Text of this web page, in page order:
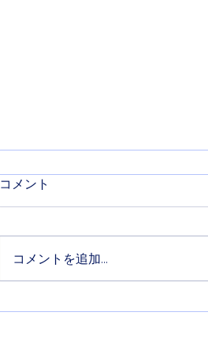
ネモフィラカレー
コメント
コメントを追加…